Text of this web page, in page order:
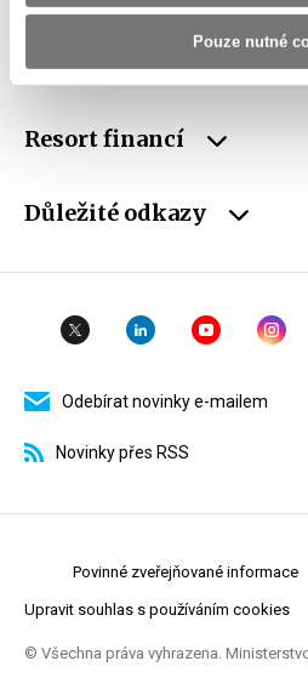
Pouze nutné
Weby ministerstva
Resort financí
Důležité odkazy
Odebírat novinky e-mailem
Novinky přes RSS
Povinné zveřejňované informace
Upravit souhlas s používáním cookies
© Všechna práva vyhrazena.